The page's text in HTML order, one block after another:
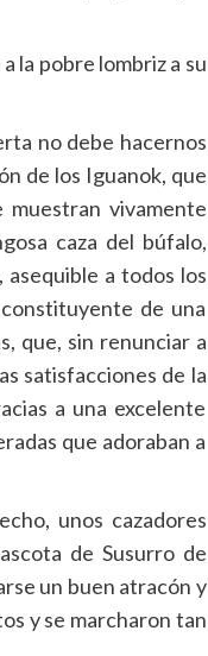
la pobre lombriz a su
no debe hacernos
de los Iguanok, que
vivamente
caza del búfalo,
a todos los
de una
que, sin renunciar a
satisfacciones de la
a una excelente
que adoraban a
unos cazadores
de Susurro de
un buen atracón y
y se marcharon tan